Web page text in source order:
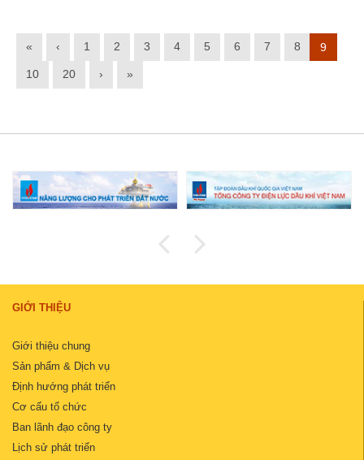
« ‹ 1 2 3 4 5 6 7 8 9
10 20 › »
GIỚI THIỆU
Giới thiệu chung
Sản phẩm & Dịch vụ
Định hướng phát triển
Cơ cấu tổ chức
Ban lãnh đạo công ty
Lịch sử phát triển